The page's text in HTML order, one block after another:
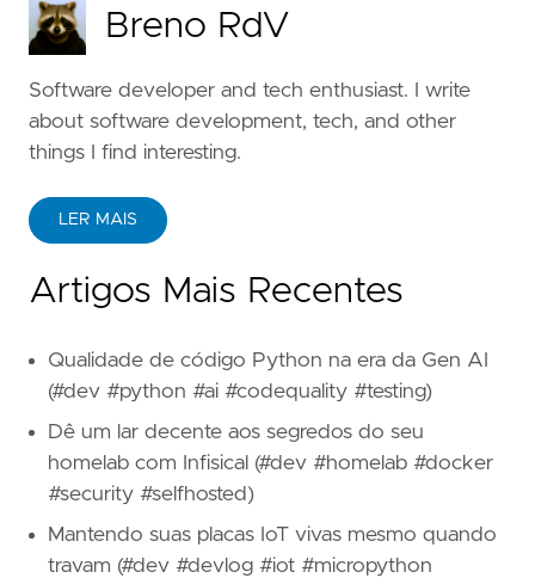
Breno RdV
Software developer and tech enthusiast. I write
about software development, tech, and other
things I find interesting.
LER MAIS
Artigos Mais Recentes
Qualidade de código Python na era da Gen AI
(#dev #python #ai #codequality #testing)
Dê um lar decente aos segredos do seu
homelab com Infisical (#dev #homelab #docker
#security #selfhosted)
Mantendo suas placas IoT vivas mesmo quando
travam (#dev #devlog #iot #micropython